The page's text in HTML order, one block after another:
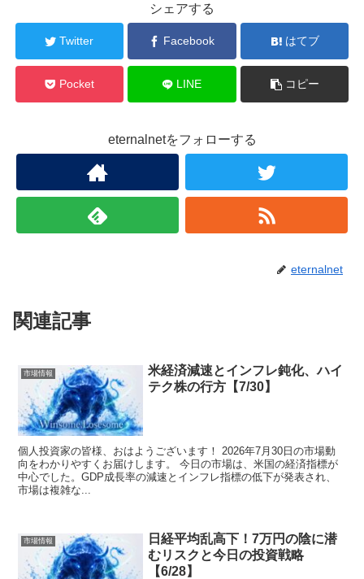
シェアする
Twitter Facebook はてブ
Pocket LINE コピー
eternalnetをフォローする
eternalnet
関連記事
市場情報
米経済減速とインフレ鈍化、ハイ
テク株の行方【7/30】
個人投資家の皆様、おはようございます！ 2026年7月30日の市場動
向をわかりやすくお届けします。 今日の市場は、米国の経済指標が
中心でした。GDP成長率の減速とインフレ指標の低下が発表され、
市場は複雑な...
市場情報
日経平均乱高下！7万円の陰に潜
むリスクと今日の投資戦略
【6/28】